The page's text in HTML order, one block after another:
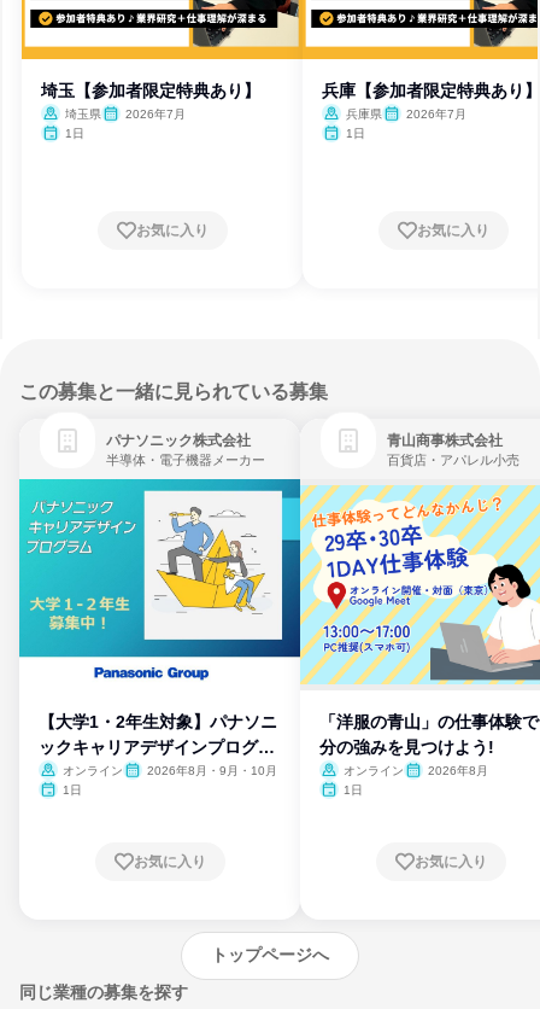
埼玉【参加者限定特典あり】
埼玉県
2026年7月
1日
お気に入り
兵庫【参加者限定特典あり】
兵庫県
2026年7月
1日
お気に入り
この募集と一緒に見られている募集
パナソニック株式会社
半導体・電子機器メーカー
【大学1・2年生対象】パナソニ
ックキャリアデザインプログラ
ム
オンライン
2026年8月・9月・10月
1日
お気に入り
青山商事株式会社
百貨店・アパレル小売
「洋服の青山」の仕事体験
分の強みを見つけよう!
オンライン
2026年8月
1日
お気に入り
トップページへ
同じ業種の募集を探す